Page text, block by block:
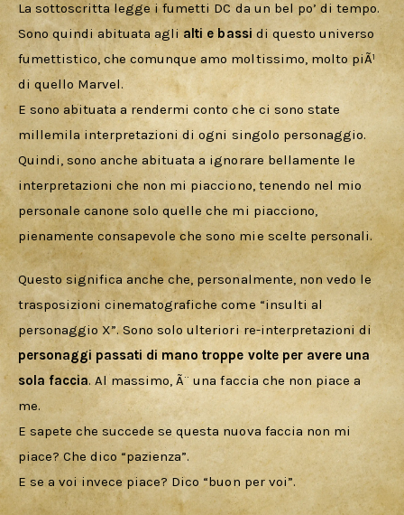
La sottoscritta legge i fumetti DC da un bel po’ di tempo.
Sono quindi abituata agli alti e bassi di questo universo
fumettistico, che comunque amo moltissimo, molto piÃ¹
di quello Marvel.
E sono abituata a rendermi conto che ci sono state
millemila interpretazioni di ogni singolo personaggio.
Quindi, sono anche abituata a ignorare bellamente le
interpretazioni che non mi piacciono, tenendo nel mio
personale canone solo quelle che mi piacciono,
pienamente consapevole che sono mie scelte personali.
Questo significa anche che, personalmente, non vedo le
trasposizioni cinematografiche come “insulti al
personaggio X”. Sono solo ulteriori re-interpretazioni di
personaggi passati di mano troppe volte per avere una
sola faccia. Al massimo, Ã¨ una faccia che non piace a
me.
E sapete che succede se questa nuova faccia non mi
piace? Che dico “pazienza”.
E se a voi invece piace? Dico “buon per voi”.